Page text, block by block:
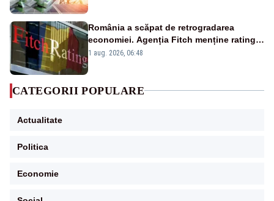
România a scăpat de retrogradarea
economiei. Agenția Fitch menține ratingul
„BBB-” cu perspectivă negativă
1 aug. 2026, 06:48
CATEGORII POPULARE
Actualitate
Politica
Economie